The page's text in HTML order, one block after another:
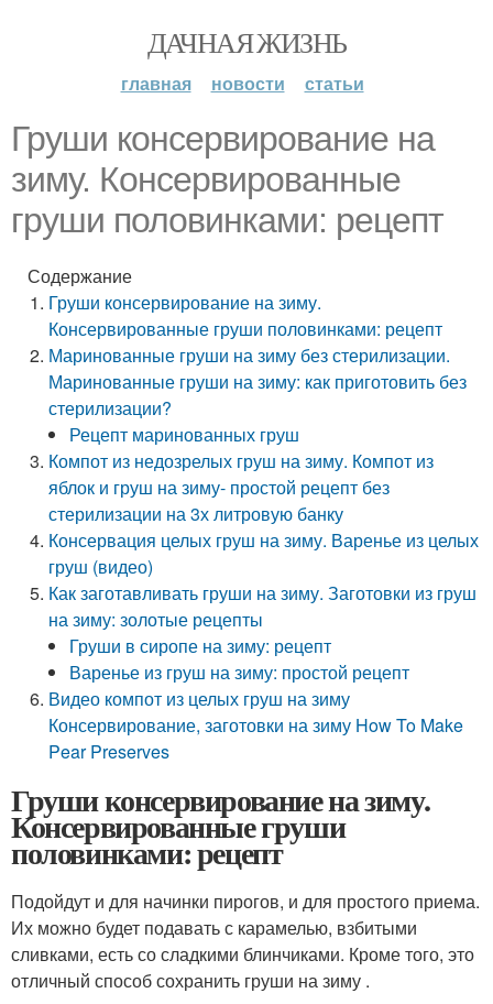
ДАЧНАЯ ЖИЗНЬ
главная новости статьи
Груши консервирование на
зиму. Консервированные
груши половинками: рецепт
Содержание
Груши консервирование на зиму.
Консервированные груши половинками: рецепт
Маринованные груши на зиму без стерилизации.
Маринованные груши на зиму: как приготовить без
стерилизации?
Рецепт маринованных груш
Компот из недозрелых груш на зиму. Компот из
яблок и груш на зиму- простой рецепт без
стерилизации на 3х литровую банку
Консервация целых груш на зиму. Варенье из целых
груш (видео)
Как заготавливать груши на зиму. Заготовки из груш
на зиму: золотые рецепты
Груши в сиропе на зиму: рецепт
Варенье из груш на зиму: простой рецепт
Видео компот из целых груш на зиму
Консервирование, заготовки на зиму How To Make
Pear Preserves
Груши консервирование на зиму.
Консервированные груши
половинками: рецепт
Подойдут и для начинки пирогов, и для простого приема.
Их можно будет подавать с карамелью, взбитыми
сливками, есть со сладкими блинчиками. Кроме того, это
отличный способ сохранить груши на зиму .